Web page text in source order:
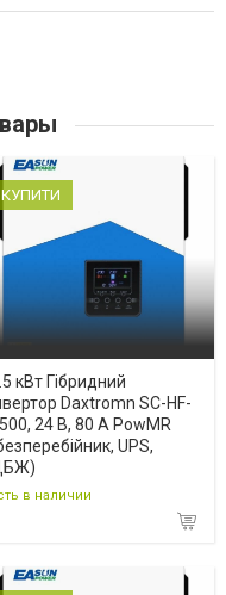
КУПИТИ
кВт Гібридний
Daxtromn SC-HF-
24 В, 80 А PowMR
UPS,
в наличии